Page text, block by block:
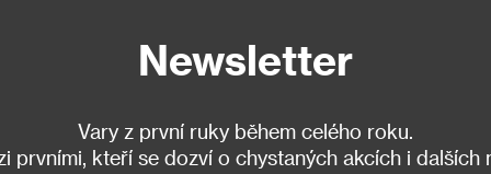
Newsletter
Vary z první ruky během celého roku.
prvními, kteří se dozví o chystaných akcích i dalších